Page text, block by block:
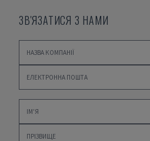
ЗВ'ЯЗАТИСЯ З НАМИ